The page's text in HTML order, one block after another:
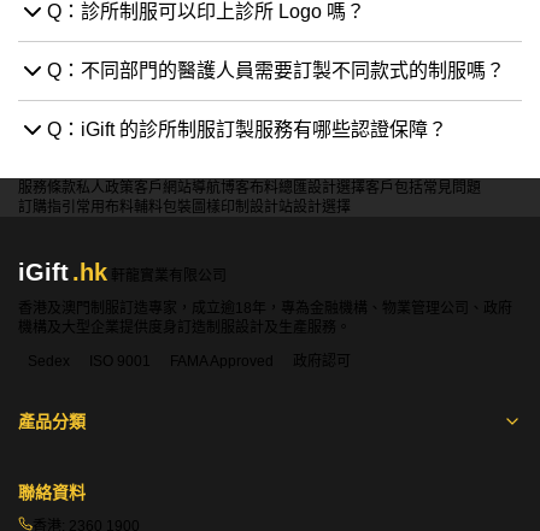
Q：診所制服可以印上診所 Logo 嗎？
Q：不同部門的醫護人員需要訂製不同款式的制服嗎？
Q：iGift 的診所制服訂製服務有哪些認證保障？
服務條款私人政策客戶 網站導航博客布料總匯設計選擇客戶包括常見問題
訂購指引 常用布料輔料包裝 圖樣印制 設計站設計選擇
iGift.hk
軒龍實業有限公司
香港及澳門制服訂造專家，成立逾18年，專為金融機構、物業管理公司、政府
機構及大型企業提供度身訂造制服設計及生產服務。
Sedex
ISO 9001 FAMA Approved 政府認可
產品分類
聯絡資料
香港: 2360 1900